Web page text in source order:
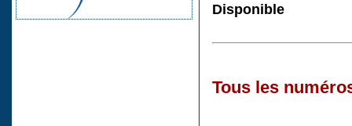
Disponible
Tous les